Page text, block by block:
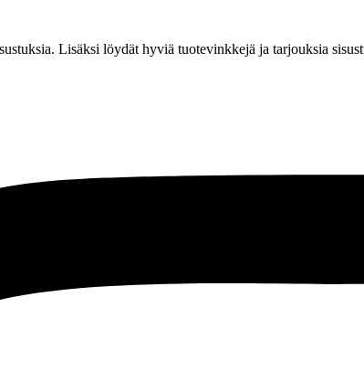
Lisäksi löydät hyviä tuotevinkkejä ja tarjouksia